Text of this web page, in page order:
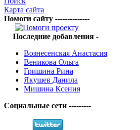
Карта сайта
Помоги сайту --------------
Последние добавления -
Вознесенская Анастасия
Веникова Ольга
Гришина Рина
Якушев Данила
Мишина Ксения
Социальные сети ---------